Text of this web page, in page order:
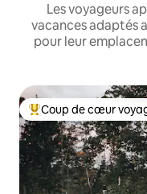
Les voyageurs
vacances adaptés
pour leur
Coups de cœur
Coup de cœur